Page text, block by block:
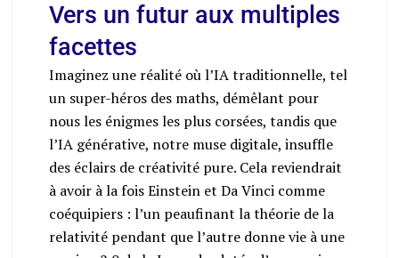
Vers un futur aux multiples
facettes
Imaginez une réalité où l’IA traditionnelle, tel
un super-héros des maths, démêlant pour
nous les énigmes les plus corsées, tandis que
l’IA générative, notre muse digitale, insuffle
des éclairs de créativité pure. Cela reviendrait
à avoir à la fois Einstein et Da Vinci comme
coéquipiers : l’un peaufinant la théorie de la
relativité pendant que l’autre donne vie à une